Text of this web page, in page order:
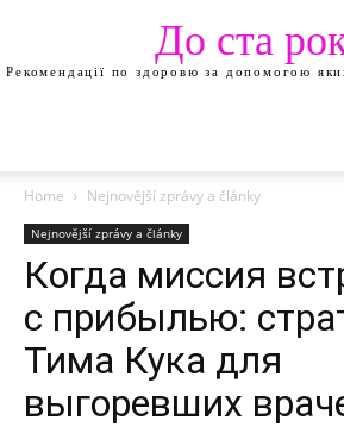
До ста
Рекомендації по здоровю за допомогою
Home Nejnovější zprávy a články
Nejnovější zprávy a články
Когда миссия
с прибылью:
Тима Кука для
выгоревших